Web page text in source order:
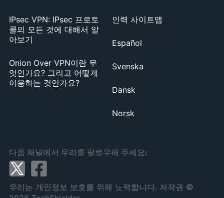
IPsec VPN: IPsec 프로토
콜의 모든 것에 대해서 알
아보기
Onion Over VPN이란 무
엇인가요? 그리고 어떻게
이용하는 것인가요?
인력 사이트맵
Español
Svenska
Dansk
Norsk
다음 채널에서 우리를 팔로우해 주세요:
X
Facebook
우리는 개인정보 보호를 위해 노력합니다. 저작권 ©